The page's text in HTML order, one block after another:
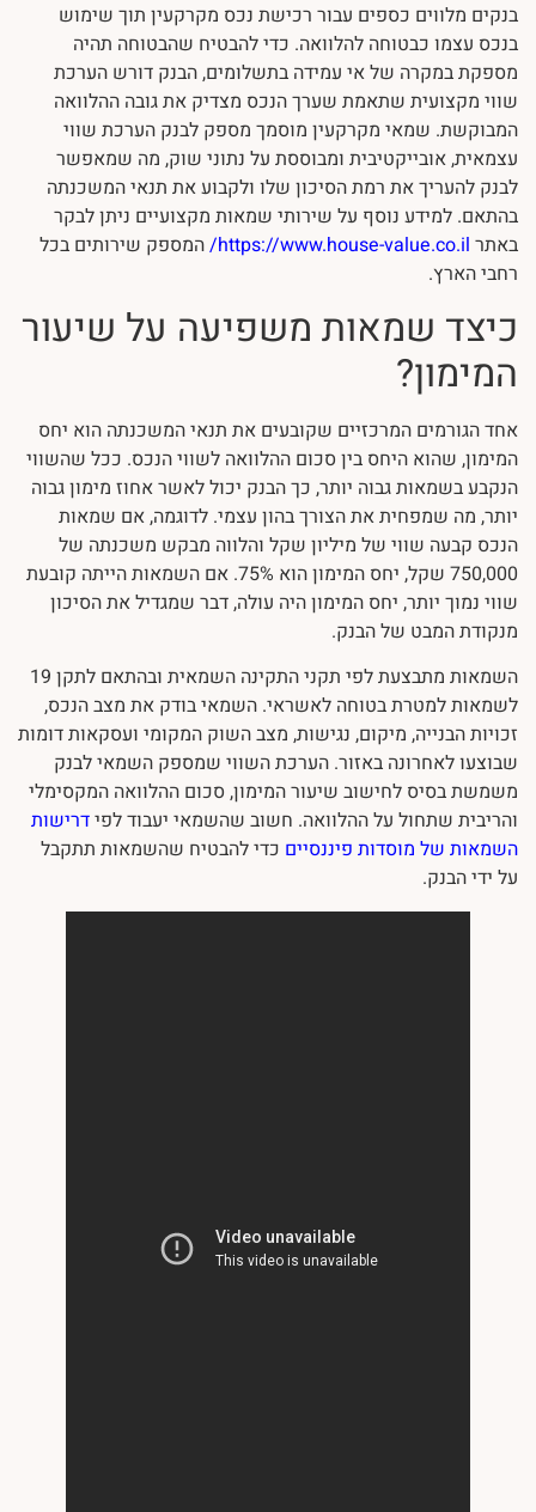
בנקים מלווים כספים עבור רכישת נכס מקרקעין תוך שימוש
בנכס עצמו כבטוחה להלוואה. כדי להבטיח שהבטוחה תהיה
מספקת במקרה של אי עמידה בתשלומים, הבנק דורש הערכת
שווי מקצועית שתאמת שערך הנכס מצדיק את גובה ההלוואה
המבוקשת. שמאי מקרקעין מוסמך מספק לבנק הערכת שווי
עצמאית, אובייקטיבית ומבוססת על נתוני שוק, מה שמאפשר
לבנק להעריך את רמת הסיכון שלו ולקבוע את תנאי המשכנתה
בהתאם. למידע נוסף על שירותי שמאות מקצועיים ניתן לבקר
באתר https://www.house-value.co.il/ המספק שירותים בכל
רחבי הארץ.
כיצד שמאות משפיעה על שיעור
המימון?
אחד הגורמים המרכזיים שקובעים את תנאי המשכנתה הוא יחס
המימון, שהוא היחס בין סכום ההלוואה לשווי הנכס. ככל שהשווי
הנקבע בשמאות גבוה יותר, כך הבנק יכול לאשר אחוז מימון גבוה
יותר, מה שמפחית את הצורך בהון עצמי. לדוגמה, אם שמאות
הנכס קבעה שווי של מיליון שקל והלווה מבקש משכנתה של
750,000 שקל, יחס המימון הוא 75%. אם השמאות הייתה קובעת
שווי נמוך יותר, יחס המימון היה עולה, דבר שמגדיל את הסיכון
מנקודת המבט של הבנק.
השמאות מתבצעת לפי תקני התקינה השמאית ובהתאם לתקן 19
לשמאות למטרת בטוחה לאשראי. השמאי בודק את מצב הנכס,
זכויות הבנייה, מיקום, נגישות, מצב השוק המקומי ועסקאות דומות
שבוצעו לאחרונה באזור. הערכת השווי שמספק השמאי לבנק
משמשת בסיס לחישוב שיעור המימון, סכום ההלוואה המקסימלי
והריבית שתחול על ההלוואה. חשוב שהשמאי יעבוד לפידרישות
השמאות של מוסדות פיננסיים כדי להבטיח שהשמאות תתקבל
על ידי הבנק.